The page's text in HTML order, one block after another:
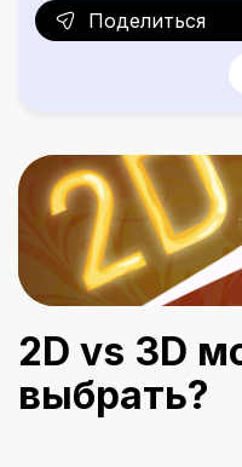
Поделиться
2D vs 3D
выбрать?